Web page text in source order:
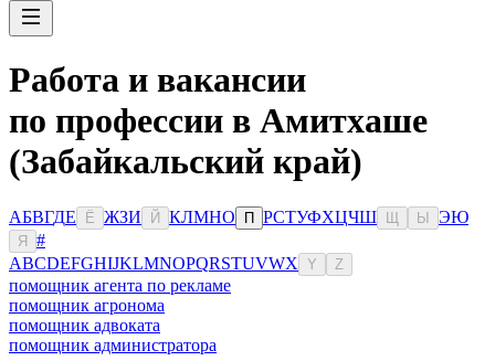
Работа и вакансии
по профессии в Амитхаше
(Забайкальский край)
АБВГДЕ Ё ЖЗИ Й КЛМНО П РСТУФХЦЧШ Ы ЭЮ
Я
#
ABCDEFGHIJKLMNOPQRSTUVWX Y Z
помощник агента по рекламе
помощник агронома
помощник адвоката
помощник администратора